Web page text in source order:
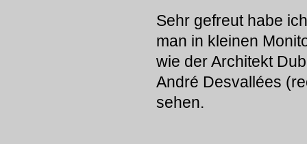
Sehr gefreut habe
man in kleinen
wie der Architekt
André Desvallées
sehen.